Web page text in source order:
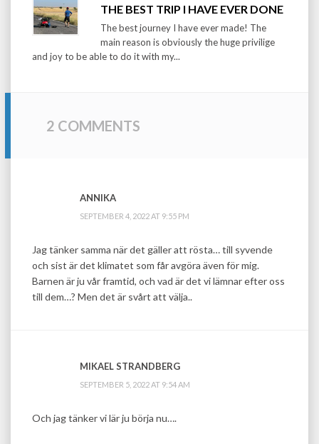
THE BEST TRIP I HAVE EVER DONE
The best journey I have ever made! The
main reason is obviously the huge privilige
and joy to be able to do it with my...
2 COMMENTS
ANNIKA
SEPTEMBER 4, 2022 AT 9:55 PM
Jag tänker samma när det gäller att rösta… till syvende
och sist är det klimatet som får avgöra även för mig.
Barnen är ju vår framtid, och vad är det vi lämnar efter oss
till dem…? Men det är svårt att välja..
MIKAEL STRANDBERG
SEPTEMBER 5, 2022 AT 9:54 AM
Och jag tänker vi lär ju börja nu….